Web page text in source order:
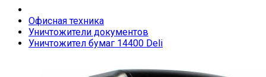
Офисная техника
Уничтожители документов
Уничтожител бумаг 14400 Deli